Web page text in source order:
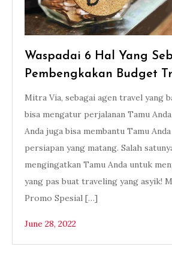
Waspadai 6 Hal Yang
Pembengkakan Budget
Mitra Via, sebagai agen travel yang
bisa mengatur perjalanan Tamu
Anda juga bisa membantu Tamu
persiapan yang matang. Salah
mengingatkan Tamu Anda untuk
yang pas buat traveling yang asyik!
Promo Spesial […]
June 28, 2022